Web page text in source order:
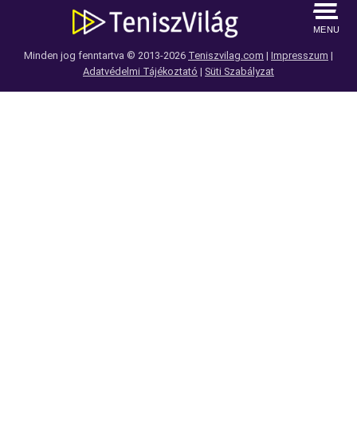
MENU
Minden jog fenntartva © 2013-2026 Teniszvilag.com | Impresszum |
Adatvédelmi Tájékoztató | Süti Szabályzat